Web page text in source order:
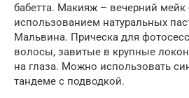
бабетта. Макияж – вечерний мейк
использованием натуральных
Мальвина. Прическа для
волосы, завитые в крупные
на глаза. Можно использовать
тандеме с подводкой.